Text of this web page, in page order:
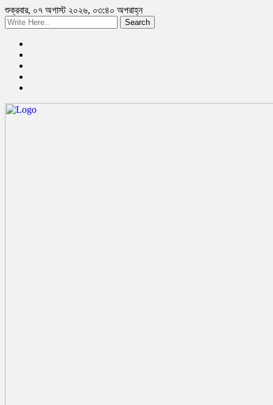
শুক্রবার, ০৭ অগাস্ট ২০২৬, ০৩:৪০ অপরাহ্ন
Search